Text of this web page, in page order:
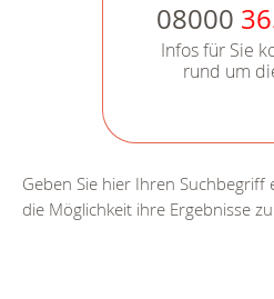
08000
Infos für Sie
rund um
Geben Sie hier Ihren Suchbegriff
die Möglichkeit ihre Ergebnisse